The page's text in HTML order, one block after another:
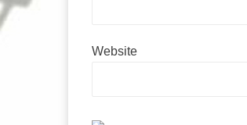
Website